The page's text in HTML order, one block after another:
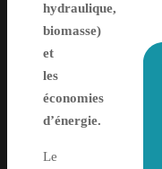
hydraulique,
biomasse)
et
les
économies
d’énergie.
Le